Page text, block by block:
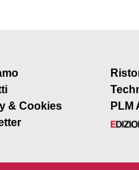
una raccolta punti
& Cookies
PLM